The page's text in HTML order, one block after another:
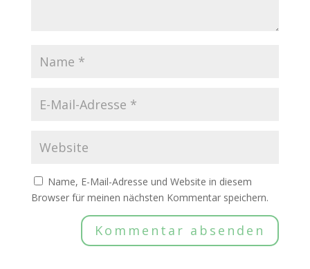
Name, E-Mail-Adresse und Website in diesem
Browser für meinen nächsten Kommentar speichern.